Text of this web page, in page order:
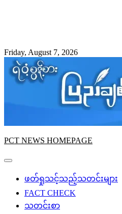
Friday, August 7, 2026
PCT NEWS HOMEPAGE
ဖတ်ရှုသင့်သည့်သတင်းများ
FACT CHECK
သတင်းစာ